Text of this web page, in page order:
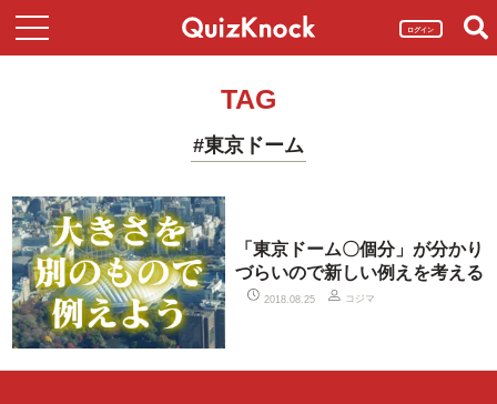
ログイン
TAG
#東京ドーム
「東京ドーム〇個分」が分かり
づらいので新しい例えを考える
2018.08.25 コジマ